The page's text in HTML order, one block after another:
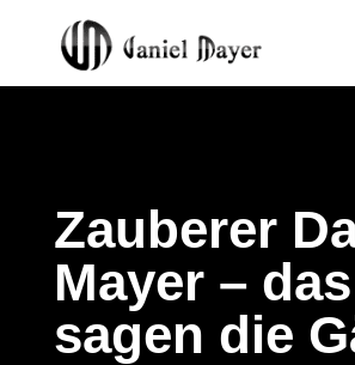
Zauberer
Mayer – das
sagen die